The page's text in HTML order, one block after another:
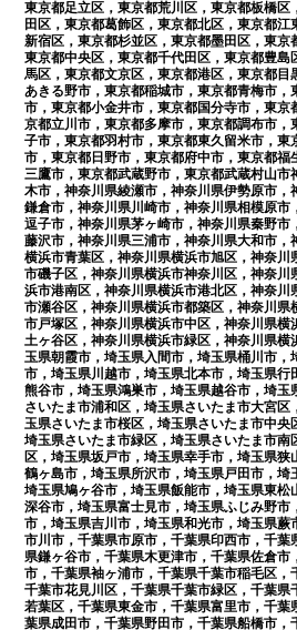
東京都足立区，東京都荒川区，東京都板橋区
田区，東京都葛飾区，東京都北区，東京都
新宿区，東京都杉並区，東京都墨田区，東京
東京都中央区，東京都千代田区，東京都豊島
馬区，東京都文京区，東京都港区，東京都目
あきる野市，東京都稲城市，東京都青梅市，
市，東京都小金井市，東京都国分寺市，東京
京都立川市，東京都多摩市，東京都調布市，
子市，東京都羽村市，東京都東久留米市，東
市，東京都日野市，東京都府中市，東京都福
三鷹市，東京都武蔵野市，東京都武蔵村山市
木市，神奈川県綾瀬市，神奈川県伊勢原市，
鎌倉市，神奈川県川崎市，神奈川県相模原市
逗子市，神奈川県茅ヶ崎市，神奈川県秦野市
藤沢市，神奈川県三浦市，神奈川県大和市
横浜市青葉区，神奈川県横浜市旭区，神奈川
市磯子区，神奈川県横浜市神奈川区，神奈川
浜市港南区，神奈川県横浜市港北区，神奈川
市瀬谷区，神奈川県横浜市都築区，神奈川県
市戸塚区，神奈川県横浜市中区，神奈川県横
土ヶ谷区，神奈川県横浜市緑区，神奈川県
玉県朝霞市，埼玉県入間市，埼玉県桶川市，
市，埼玉県川越市，埼玉県北本市，埼玉県行
熊谷市，埼玉県鴻巣市，埼玉県越谷市，埼玉
さいたま市浦和区，埼玉県さいたま市大宮区
玉県さいたま市桜区，埼玉県さいたま市中央
埼玉県さいたま市緑区，埼玉県さいたま市南
区，埼玉県坂戸市，埼玉県幸手市，埼玉県
鶴ヶ島市，埼玉県所沢市，埼玉県戸田市，埼
埼玉県鳩ヶ谷市，埼玉県飯能市，埼玉県東松
深谷市，埼玉県富士見市，埼玉県ふじみ野市
市，埼玉県吉川市，埼玉県和光市，埼玉県
市川市，千葉県市原市，千葉県印西市，千葉
県鎌ヶ谷市，千葉県木更津市，千葉県佐倉市
市，千葉県袖ヶ浦市，千葉県千葉市稲毛区，
千葉市花見川区，千葉県千葉市緑区，千葉県
若葉区，千葉県東金市，千葉県富里市，千葉
葉県成田市，千葉県野田市，千葉県船橋市，